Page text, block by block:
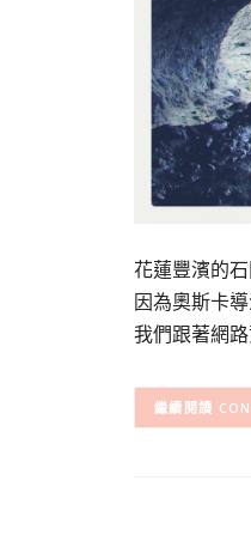
花蓮豐濱的
因為奧斯卡
我們跟著網